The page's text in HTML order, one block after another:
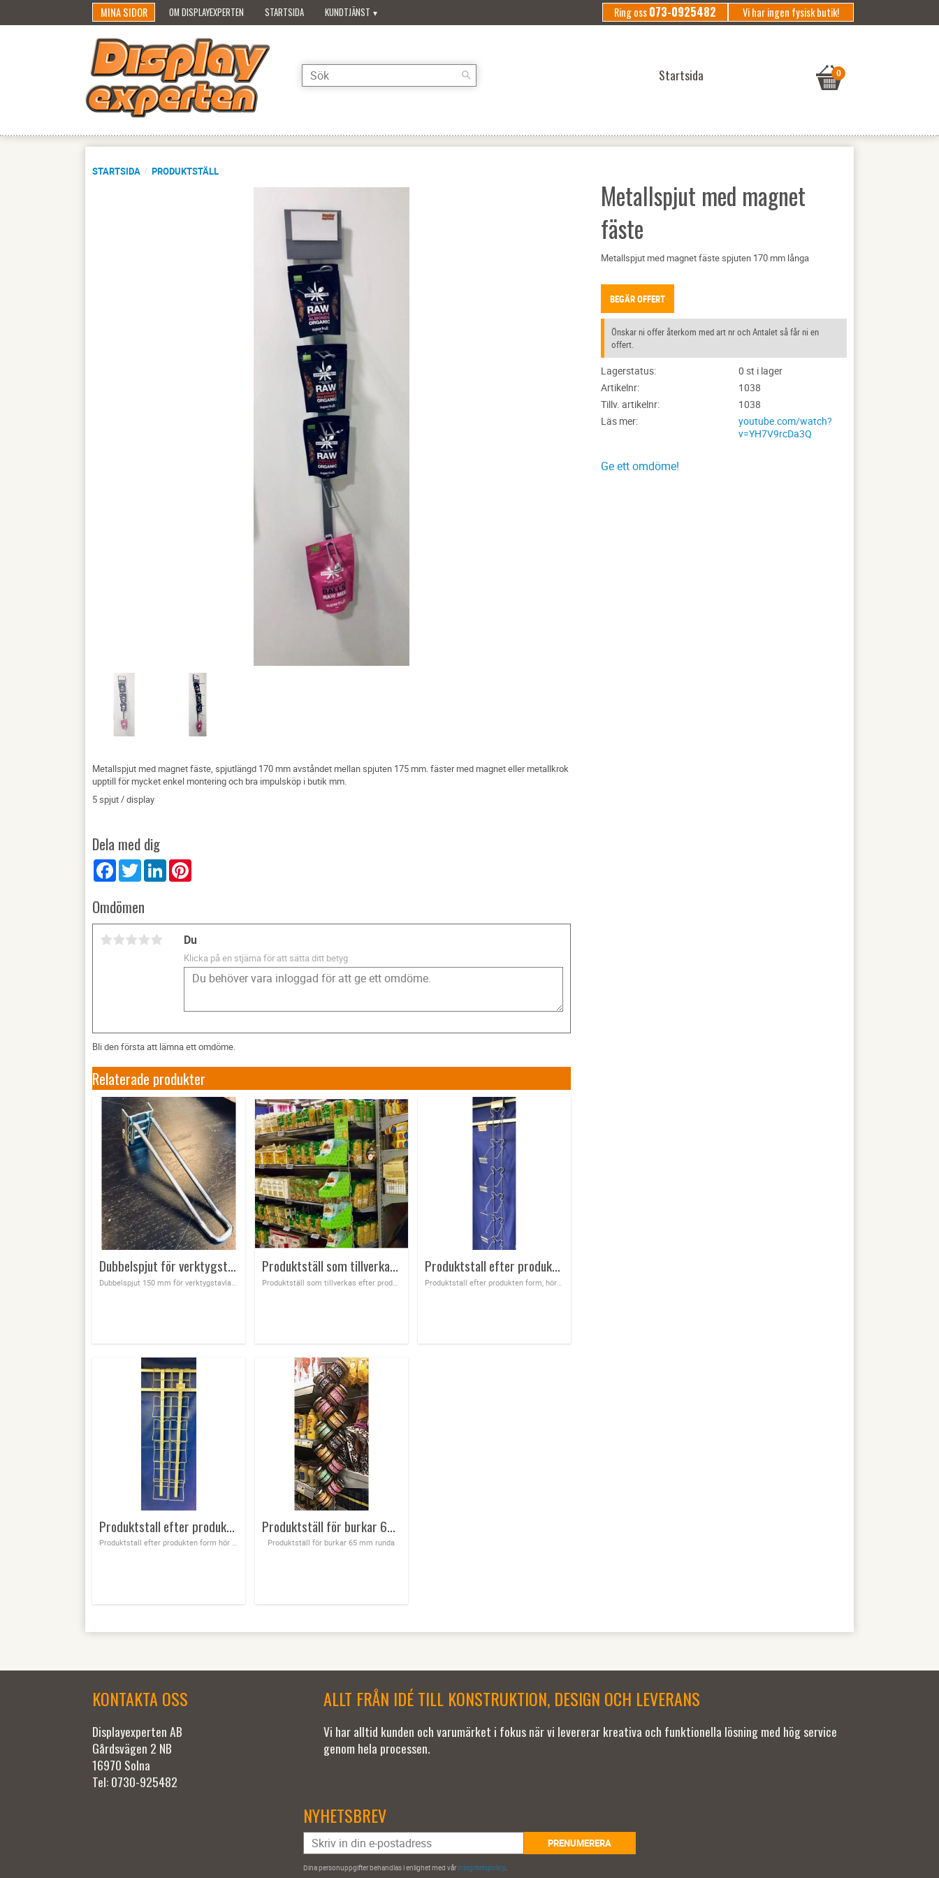
Vi har ingen fysisk butik!
Ring oss073-0925482
MINA SIDOR OM DISPLAYEXPERTEN STARTSIDA KUNDTJÄNST
Startsida
STARTSIDA PRODUKTSTÄLL
Metallspjut med magnet
fäste
Metallspjut med magnet fäste spjuten 170 mm långa
BEGÄR OFFERT
Önskar ni offer återkom med art nr och Antalet så får ni en
offert.
Lagerstatus
0 st i lager
Artikelnr
1038
Tillv. artikelnr
1038
Läs mer
youtube.com/watch?
v=YH7V9rcDa3Q
Ge ett omdöme!
Metallspjut med magnet fäste, spjutlängd 170 mm avståndet mellan spjuten 175 mm. fäster med magnet eller metallkrok
upptill för mycket enkel montering och bra impulsköp i butik mm.
5 spjut / display
Dela med dig
FacebookTwitter LinkedIn
Omdömen
Du
Klicka på en stjärna för att sätta ditt betyg
Bli den första att lämna ett omdöme.
Relaterade produkter
Dubbelspjut för verktygstavla perforerad plåt Produktställ som tillverkas efter produktens form, kan hängas i hyllan Produktstall efter produkten form
Produktstall efter produkten form, hör av för antalet och produktens form så bokar vi därefter
Produktstall efter produkten form hör av er för antal & produkt form
Produktstall efter produkten form hör av er för antal & produkt form, vi i alla former
Produktställ för burkar 65 mm runda
Produktställ för burkar 65 mm runda
KONTAKTA OSS
Displayexperten AB
Gårdsvägen 2 NB
16970 Solna
Tel: 0730-925482
ALLT FRÅN IDÉ TILL KONSTRUKTION, DESIGN OCH LEVERANS
Vi har alltid kunden och varumärket i fokus när vi levererar kreativa och funktionella lösning med hög service
genom hela processen.
NYHETSBREV
PRENUMERERA
Dina personuppgifter behandlas i enlighet med vårintegritetspolicy.